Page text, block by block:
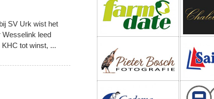
SV Urk wist het
leed
tot winst, ...